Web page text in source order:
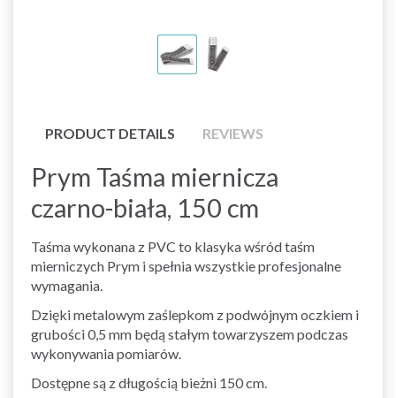
PRODUCT DETAILS REVIEWS
Prym Taśma miernicza
czarno-biała, 150 cm
Taśma wykonana z PVC to klasyka wśród taśm
mierniczych Prym i spełnia wszystkie profesjonalne
wymagania.
Dzięki metalowym zaślepkom z podwójnym oczkiem i
grubości 0,5 mm będą stałym towarzyszem podczas
wykonywania pomiarów.
Dostępne są z długością bieżni 150 cm.